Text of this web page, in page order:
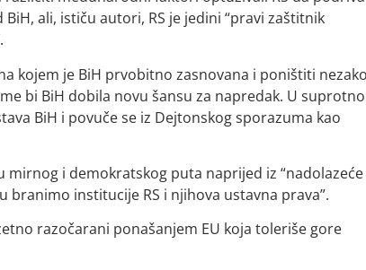
ali, ističu autori, RS je jedini “pravi zaštitnik
kojem je BiH prvobitno zasnovana i poništiti
bi BiH dobila novu šansu za napredak. U
BiH i povuče se iz Dejtonskog sporazuma kao
mirnog i demokratskog puta naprijed iz “nadolazeće
branimo institucije RS i njihova ustavna prava”.
razočarani ponašanjem EU koja toleriše gore